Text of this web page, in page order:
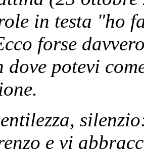
in testa "ho
forse
dove potevi
e vi